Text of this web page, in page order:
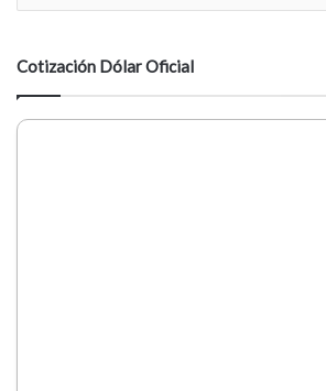
n
a
i
o
Cotización Dólar Oficial